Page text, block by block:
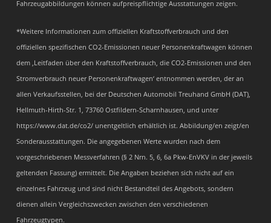
Fahrzeugabbildungen können aufpreispflichtige Ausstattungen zeigen.
*Weitere Informationen zum offiziellen Kraftstoffverbrauch und den
offiziellen spezifischen CO2-Emissionen neuer Personenkraftwagen können
dem ‚Leitfaden über den Kraftstoffverbrauch, die CO2-Emissionen und den
Stromverbrauch neuer Personenkraftwagen‘ entnommen werden, der an
allen Verkaufsstellen, bei der Deutschen Automobil Treuhand GmbH (DAT),
Hellmuth-Hirth-Str. 1, 73760 Ostfildern-Scharnhausen, und unter
https://www.dat.de/co2/ unentgeltlich erhältlich ist. Abbildung/en zeigt/en
Sonderausstattungen. Die angegebenen Werte wurden nach dem
vorgeschriebenen Messverfahren (§ 2 Nrn. 5, 6, 6a Pkw-EnVKV in der jeweils
geltenden Fassung) ermittelt. Die Angaben beziehen sich nicht auf ein
einzelnes Fahrzeug und sind nicht Bestandteil des Angebots, sondern
dienen allein Vergleichszwecken zwischen den verschiedenen
Fahrzeugtypen.